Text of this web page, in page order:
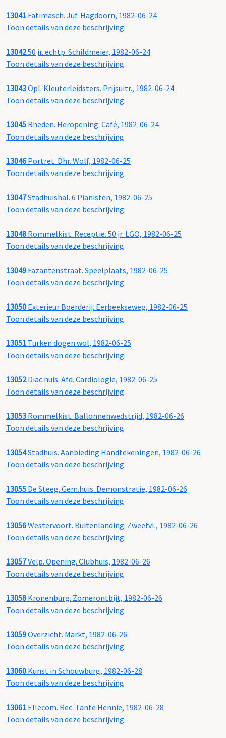
13041 Fatimasch. Juf. Hagdoorn, 1982-06-24
Toon details van deze beschrijving
1304250 jr. echtp. Schildmeier, 1982-06-24
Toon details van deze beschrijving
13043Opl. Kleuterleidsters. Prijsuitr., 1982-06-24
Toon details van deze beschrijving
13045 Rheden. Heropening. Café, 1982-06-24
Toon details van deze beschrijving
13046 Portret. Dhr. Wolf, 1982-06-25
Toon details van deze beschrijving
13047Stadhuishal. 6 Pianisten, 1982-06-25
Toon details van deze beschrijving
13048 Rommelkist. Receptie. 50 jr. LGO, 1982-06-25
Toon details van deze beschrijving
13049 Fazantenstraat. Speelplaats, 1982-06-25
Toon details van deze beschrijving
13050 Exterieur Boerderij. Eerbeekseweg, 1982-06-25
Toon details van deze beschrijving
13051 Turken dogen wol, 1982-06-25
Toon details van deze beschrijving
13052Diac.huis. Afd. Cardiologie, 1982-06-25
Toon details van deze beschrijving
13053 Rommelkist. Ballonnenwedstrijd, 1982-06-26
Toon details van deze beschrijving
13054Stadhuis. Aanbieding Handtekeningen, 1982-06-26
Toon details van deze beschrijving
13055 De Steeg. Gem.huis. Demonstratie, 1982-06-26
Toon details van deze beschrijving
13056Westervoort. Buitenlanding. Zweefvl., 1982-06-26
Toon details van deze beschrijving
13057Velp. Opening. Clubhuis, 1982-06-26
Toon details van deze beschrijving
13058 Kronenburg. Zomerontbijt, 1982-06-26
Toon details van deze beschrijving
13059Overzicht. Markt, 1982-06-26
Toon details van deze beschrijving
13060 Kunst in Schouwburg, 1982-06-28
Toon details van deze beschrijving
13061 Ellecom. Rec. Tante Hennie, 1982-06-28
Toon details van deze beschrijving